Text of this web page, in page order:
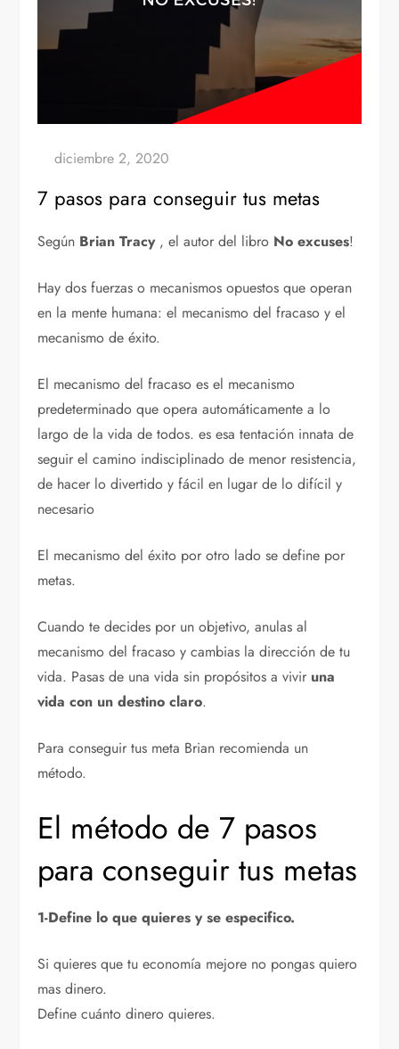
7 pasos para conseguir tus metas
Según Brian Tracy, el autor del libro No excuses!
Hay dos fuerzas o mecanismos opuestos que operan
en la mente humana: el mecanismo del fracaso y el
mecanismo de éxito.
El mecanismo del fracaso es el mecanismo
predeterminado que opera automáticamente a lo
largo de la vida de todos. es esa tentación innata de
seguir el camino indisciplinado de menor resistencia,
de hacer lo divertido y fácil en lugar de lo difícil y
necesario
El mecanismo del éxito por otro lado se define por
metas.
Cuando te decides por un objetivo, anulas al
mecanismo del fracaso y cambias la dirección de tu
vida. Pasas de una vida sin propósitos a vivir una
vida con un destino claro.
Para conseguir tus meta Brian recomienda un
método.
El método de 7 pasos
para conseguir tus metas
1-Define lo que quieres y se especifico.
Si quieres que tu economía mejore no pongas quiero
mas dinero.
Define cuánto dinero quieres.